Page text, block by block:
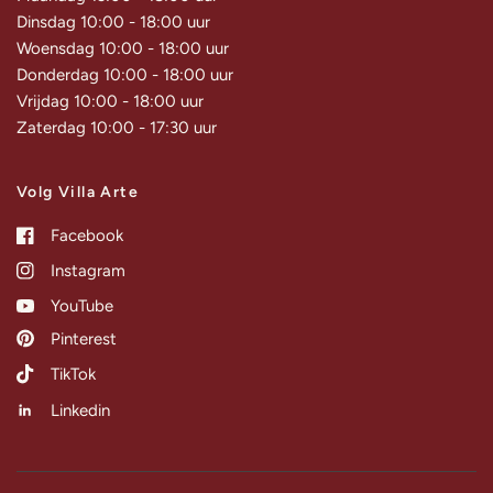
Dinsdag 10:00 - 18:00 uur
Woensdag 10:00 - 18:00 uur
Donderdag 10:00 - 18:00 uur
Vrijdag 10:00 - 18:00 uur
Zaterdag 10:00 - 17:30 uur
Volg Villa Arte
Facebook
Instagram
YouTube
Pinterest
TikTok
Linkedin